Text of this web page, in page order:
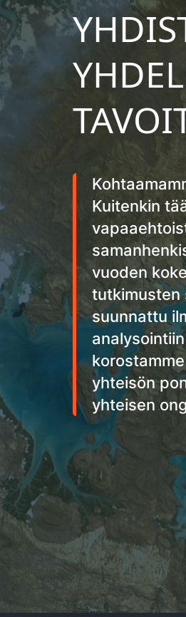
Kuitenkin
vuoden
tutkimusten
suunnattu
yhteisön
yhteisen